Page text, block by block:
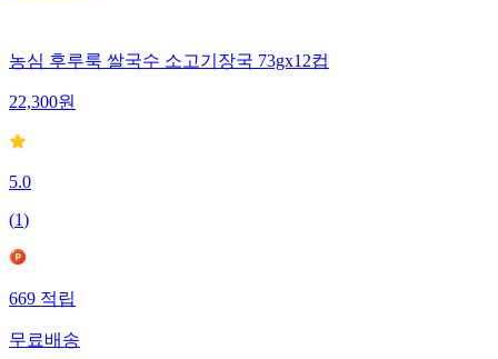
농심 후루룩 쌀국수 소고기장국 73gx12컵
22,300원
5.0
(1)
669적립
무료배송